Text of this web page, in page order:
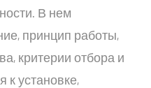
В нем
принцип работы,
критерии отбора и
к установке,